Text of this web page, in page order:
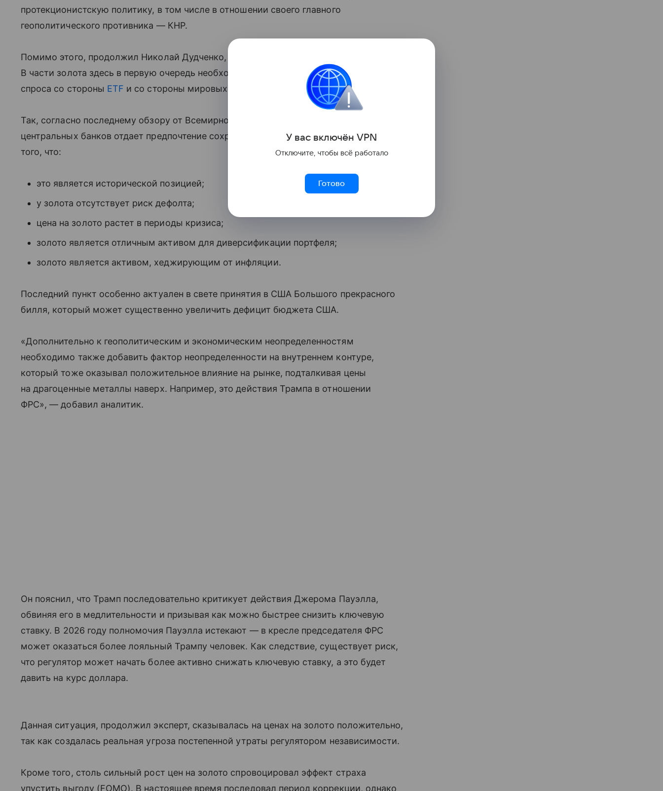
протекционистскую политику, в том числе в отношении своего главного
геополитического противника — КНР.
Помимо этого, продолжил Николай Дудченко,
В части золота здесь в первую очередь необходимо обратить внимание на рост
спроса со стороны ETF и со стороны мировых центральных банков.
Так, согласно последнему обзору от Всемирного совета по золоту, большая часть
центральных банков отдает предпочтение сохранению позиции в золоте по причине
того, что:
это является исторической позицией;
у золота отсутствует риск дефолта;
цена на золото растет в периоды кризиса;
золото является отличным активом для диверсификации портфеля;
золото является активом, хеджирующим от инфляции.
Последний пункт особенно актуален в свете принятия в США Большого прекрасного
билля, который может существенно увеличить дефицит бюджета США.
«Дополнительно к геополитическим и экономическим неопределенностям
необходимо также добавить фактор неопределенности на внутреннем контуре,
который тоже оказывал положительное влияние на рынке, подталкивая цены
на драгоценные металлы наверх. Например, это действия Трампа в отношении
ФРС», — добавил аналитик.
Он пояснил, что Трамп последовательно критикует действия Джерома Пауэлла,
обвиняя его в медлительности и призывая как можно быстрее снизить ключевую
ставку. В 2026 году полномочия Пауэлла истекают — в кресле председателя ФРС
может оказаться более лояльный Трампу человек. Как следствие, существует риск,
что регулятор может начать более активно снижать ключевую ставку, а это будет
давить на курс доллара.
Данная ситуация, продолжил эксперт, сказывалась на ценах на золото положительно,
так как создалась реальная угроза постепенной утраты регулятором независимости.
Кроме того, столь сильный рост цен на золото спровоцировал эффект страха
упустить выгоду (FOMO). В настоящее время последовал период коррекции, однако
У вас включён VPN
Отключите, чтобы всё работало
Готово